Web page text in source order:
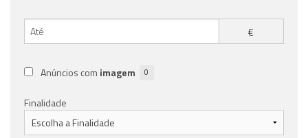
€
Anúncios com imagem 0
Finalidade